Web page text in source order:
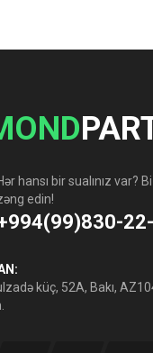
hansı bir sualınız var?
edin!
küç, 52A, Bakı,